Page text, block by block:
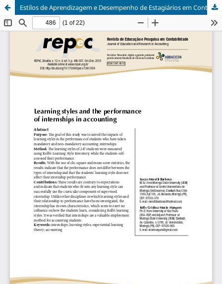
Estilos de Aprendizagem e Desempenho de Estagiários em Contabilidade